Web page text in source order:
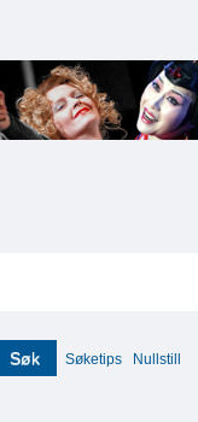
Søk Søketips Nullstill